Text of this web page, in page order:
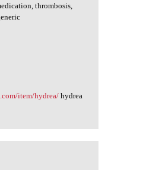
thrombosis,
item/hydrea/ hydrea